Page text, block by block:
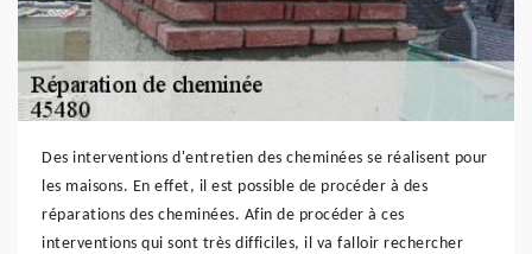
Des interventions d'entretien des cheminées se réalisent pour
les maisons. En effet, il est possible de procéder à des
réparations des cheminées. Afin de procéder à ces
interventions qui sont très difficiles, il va falloir rechercher